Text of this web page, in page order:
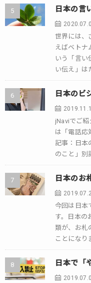
日本の言
世界には、
えばベトナ
いう「言い
い伝え」は
本で生活し
日本のビ
jNaviでご
は「電話応
記事：日本
のこと」別
カテゴリー
日本のお
今回は日本
す。日本の
類が、お札
ことになり
れている人
日本で「